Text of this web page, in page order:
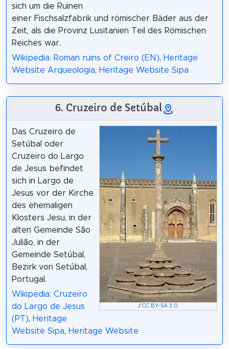
sich um die Ruinen
einer Fischsalzfabrik und römischer Bäder aus der
Zeit, als die Provinz Lusitanien Teil des Römischen
Reiches war.
Wikipedia: Roman ruins of Creiro (EN), Heritage
Website Arqueologia, Heritage Website Sipa
6. Cruzeiro de Setúbal
/CC BY-SA 3.0
Das Cruzeiro de
Setúbal oder
Cruzeiro do Largo
de Jesus befindet
sich in Largo de
Jesus vor der Kirche
des ehemaligen
Klosters Jesu, in der
alten Gemeinde São
Julião, in der
Gemeinde Setúbal,
Bezirk von Setúbal,
Portugal.
Wikipedia: Cruzeiro
do Largo de Jesus
(PT), Heritage
Website Sipa, Heritage Website